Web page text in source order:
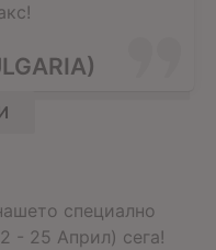
специално
- 25 Април) сега!